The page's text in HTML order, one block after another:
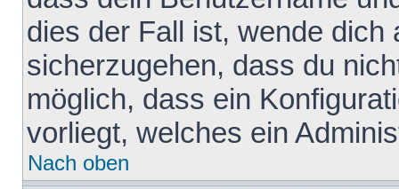
dies der Fall ist, wende dich
sicherzugehen, dass du
möglich, dass ein
vorliegt, welches ein
Nach oben